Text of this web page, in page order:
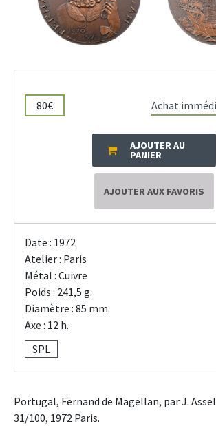
80€ Achat
AJOUTER AU
PANIER
AJOUTER AUX FAVORIS
Date : 1972
Atelier : Paris
Métal : Cuivre
Poids : 241,5 g.
Diamètre : 85 mm.
Axe : 12 h.
SPL
Portugal, Fernand de Magellan, par J.
31/100, 1972 Paris.